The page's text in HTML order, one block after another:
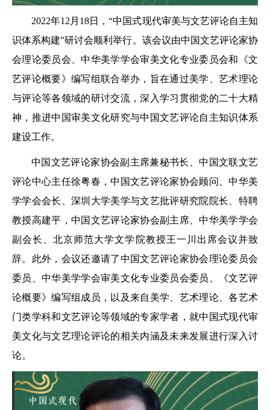
2022年12月18日，“中国式现代审美与文艺评论自主知
识体系构建”研讨会顺利举行。该会议由中国文艺评论家协
会理论委员会、中华美学学会审美文化专业委员会和《文
艺评论概要》编写组联合举办，旨在通过美学、艺术理论
与评论等各领域的研讨交流，深入学习贯彻党的二十大精
神，推进中国审美文化研究与中国文艺评论自主知识体系
建设工作。
中国文艺评论家协会副主席兼秘书长、中国文联文艺
评论中心主任徐粤春，中国文艺评论家协会顾问、中华美
学学会会长、深圳大学美学与文艺批评研究院院长、特聘
教授高建平，中国文艺评论家协会副主席、中华美学学会
副会长、北京师范大学文学院教授王一川出席会议并致
辞。此外，会议还邀请了中国文艺评论家协会理论委员会
委员、中华美学学会审美文化专业委员会委员、《文艺评
论概要》编写组成员，以及来自美学、艺术理论、各艺术
门类学科和文艺评论等领域的专家学者，就中国式现代审
美文化与文艺理论评论的相关内涵及未来发展进行深入讨
论。